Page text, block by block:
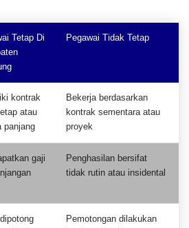
Tetap Di
Pegawai Tidak Tetap
kontrak
atau
panjang
Bekerja berdasarkan
kontrak sementara atau
proyek
gaji
Penghasilan bersifat
tidak rutin atau insidental
Pemotongan dilakukan